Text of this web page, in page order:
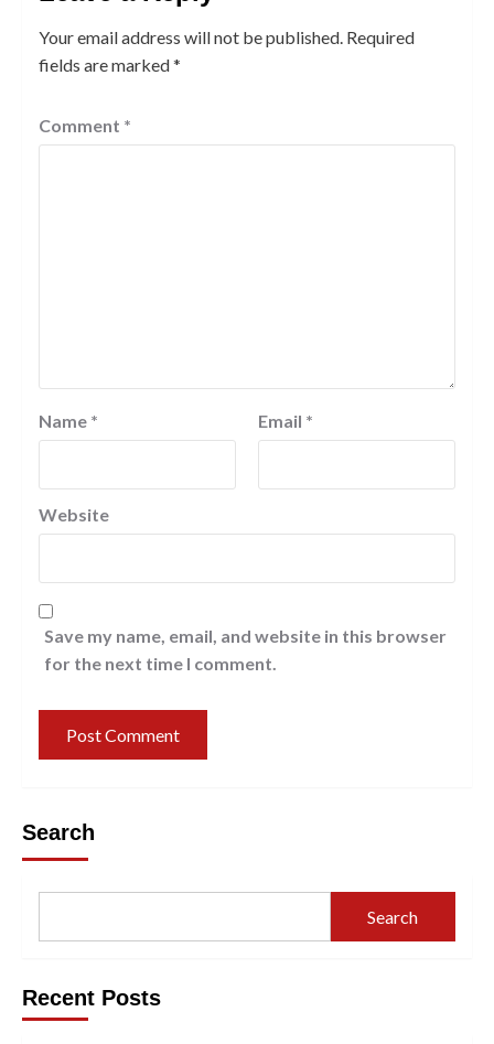
Your email address will not be published. Required
fields are marked*
Comment *
Name * Email *
Website
Save my name, email, and website in this browser
for the next time I comment.
Search
Search
Recent Posts